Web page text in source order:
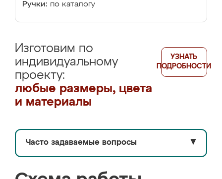
Ручки: по каталогу
Изготовим по
индивидуальному
проекту:
любые размеры, цвета
и материалы
УЗНАТЬ
ПОДРОБНОСТИ
Часто задаваемые вопросы ▼